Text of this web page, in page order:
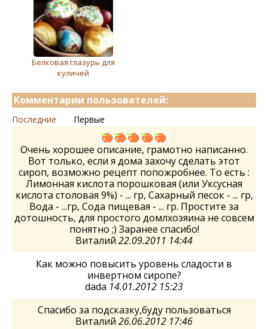
Белковая глазурь для
куличей
Комментарии пользователей:
Последние Первые
Очень хорошее описание, грамотно написанно.
Вот только, если я дома захочу сделать этот
сироп, возможно рецепт попожробнее. То есть :
Лимонная кислота порошковая (или Уксусная
кислота столовая 9%) - ... гр, Сахарный песок - ... гр,
Вода - ...гр, Сода пищевая - ... гр. Простите за
дотошность, для простого домлхозяина не совсем
понятно ;) Заранее спасибо!
Виталий 22.09.2011 14:44
Как можно повысить уровень сладости в
инвертном сиропе?
dada 14.01.2012 15:23
Спасибо за подсказку,буду пользоваться
Виталий 26.06.2012 17:46